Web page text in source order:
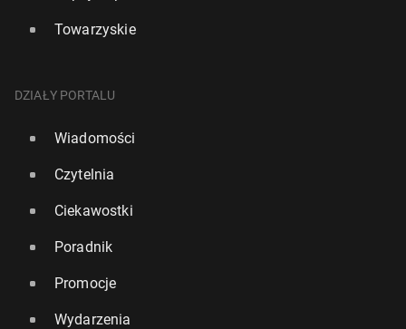
Towarzyskie
DZIAŁY PORTALU
Wiadomości
Czytelnia
Ciekawostki
Poradnik
Promocje
Wydarzenia